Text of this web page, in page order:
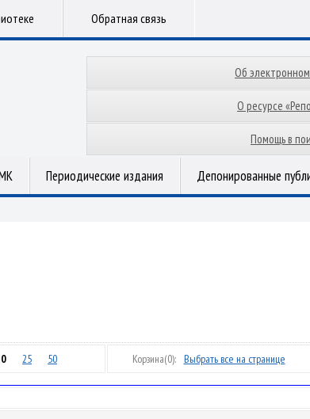
Обратная связь
Об
О ресурсе
Помощь в
Периодические издания Депонированные
25 50 Корзина(0): Выбрать все на странице